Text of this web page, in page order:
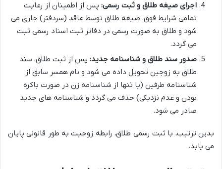
اجرای صیغه طلاق و ثبت رسمی: پس از اطمینان از رعایت
تمامی شرایط فوق، صیغه طلاق توسط عاقد (سردفتر) جاری می
شود و طلاق به صورت رسمی در دفاتر ثبت اسناد رسمی ثبت
می گردد.
صدور سند طلاق و شناسنامه جدید: پس از ثبت طلاق، سند
طلاق به زوجین تحویل داده می شود و نام همسر سابق از
شناسنامه طرفین (یا تنها از شناسنامه زن در صورت باکره
بودن و عدم نزدیکی) حذف می گردد و شناسنامه های جدید
صادر می شود.
بدین ترتیب، با ثبت رسمی طلاق، رابطه زوجیت به طور قانونی پایان
می یابد.